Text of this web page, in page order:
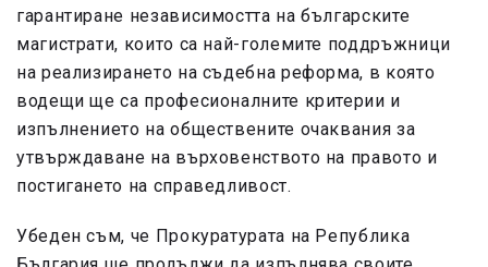
гарантиране независимостта на българските
магистрати, които са най-големите поддръжници
на реализирането на съдебна реформа, в която
водещи ще са професионалните критерии и
изпълнението на обществените очаквания за
утвърждаване на върховенството на правото и
постигането на справедливост.
Убеден съм, че Прокуратурата на Република